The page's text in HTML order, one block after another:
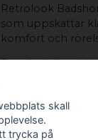
Retrolook
som uppskattar
komfort och
Det elastiska
perfekt
vilket gör det
Dessa badshorts
och förenar
skall
trycka på